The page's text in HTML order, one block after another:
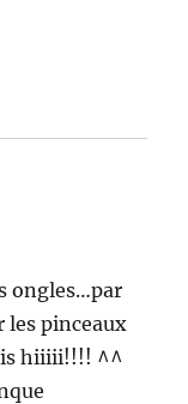
ongles…par
les pinceaux
hiiiii!!!! ^^